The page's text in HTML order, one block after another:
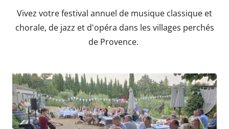
Vivez votre festival annuel de musique classique et
chorale, de jazz et d'opéra dans les villages perchés
de Provence.